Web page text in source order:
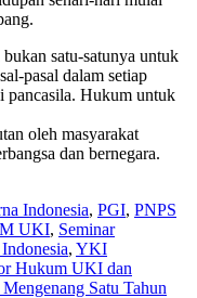
satu-satunya untuk
pasal dalam setiap
pancasila. Hukum untuk
oleh masyarakat
dan bernegara.
Indonesia, PGI, PNPS
UKI, Seminar
, YKI
Hukum UKI dan
Satu Tahun